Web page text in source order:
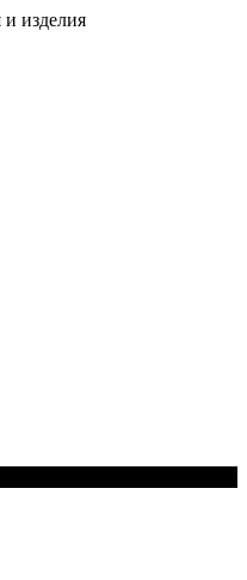
изделия